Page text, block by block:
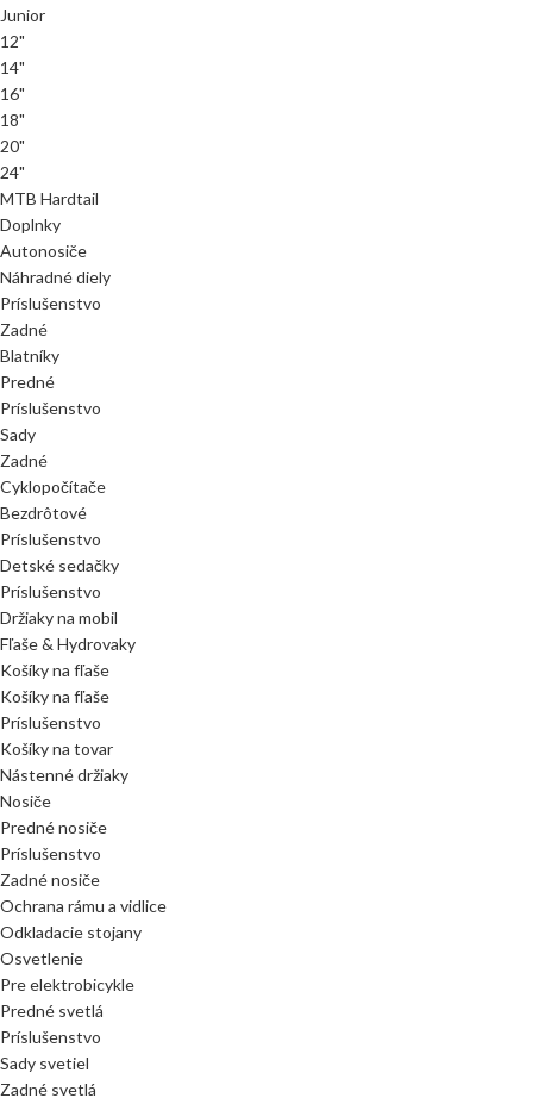
Junior
12"
14"
16"
18"
20"
24"
MTB Hardtail
Doplnky
Autonosiče
Náhradné diely
Príslušenstvo
Zadné
Blatníky
Predné
Príslušenstvo
Sady
Zadné
Cyklopočítače
Bezdrôtové
Príslušenstvo
Detské sedačky
Príslušenstvo
Držiaky na mobil
Fľaše & Hydrovaky
Košíky na fľaše
Košíky na fľaše
Príslušenstvo
Košíky na tovar
Nástenné držiaky
Nosiče
Predné nosiče
Príslušenstvo
Zadné nosiče
Ochrana rámu a vidlice
Odkladacie stojany
Osvetlenie
Pre elektrobicykle
Predné svetlá
Príslušenstvo
Sady svetiel
Zadné svetlá